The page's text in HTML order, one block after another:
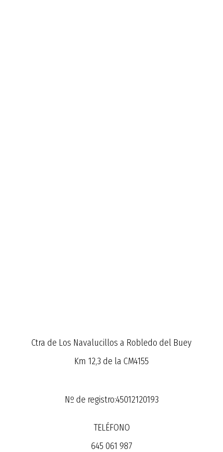
Ctra de Los Navalucillos a Robledo del Buey
Km 12,3 de la CM4155
Nº de registro:45012120193
TELÉFONO
645 061 987